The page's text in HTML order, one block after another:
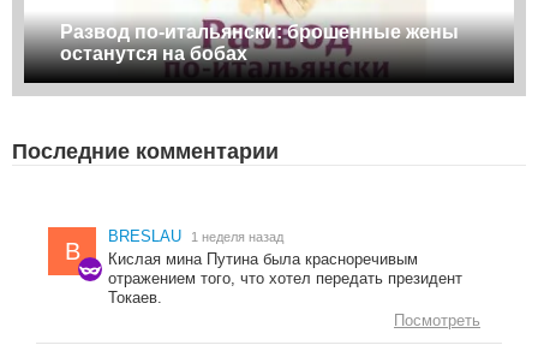
Развод по-итальянски: брошенные жены
останутся на бобах
Последние комментарии
B
BRESLAU 1 неделя назад
Кислая мина Путина была красноречивым
отражением того, что хотел передать президент
Токаев.
Посмотреть